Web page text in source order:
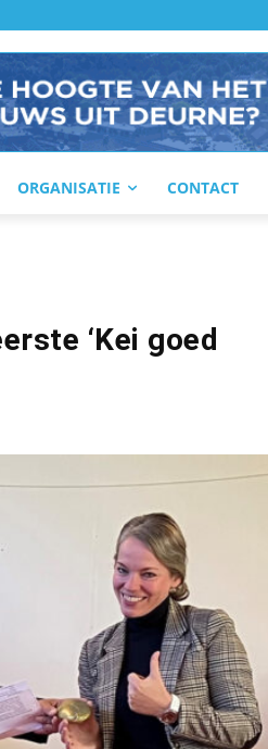
ORGANISATIE CONTACT
‘Kei goed